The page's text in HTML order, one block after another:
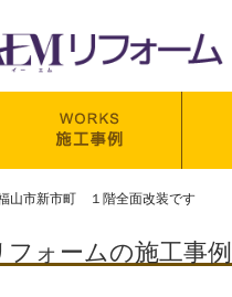
山市新市町 １階全面改装です
フォームの施工事例